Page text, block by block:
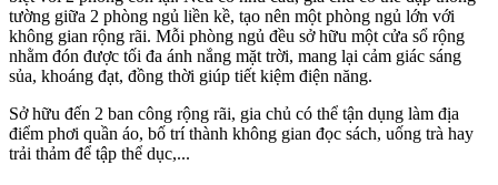
tường giữa 2 phòng ngủ liền kề, tạo nên một phòng ngủ lớn với
không gian rộng rãi. Mỗi phòng ngủ đều sở hữu một cửa sổ rộng
nhằm đón được tối đa ánh nắng mặt trời, mang lại cảm giác sáng
sủa, khoáng đạt, đồng thời giúp tiết kiệm điện năng.
Sở hữu đến 2 ban công rộng rãi, gia chủ có thể tận dụng làm địa
điểm phơi quần áo, bố trí thành không gian đọc sách, uống trà hay
trải thảm để tập thể dục,...